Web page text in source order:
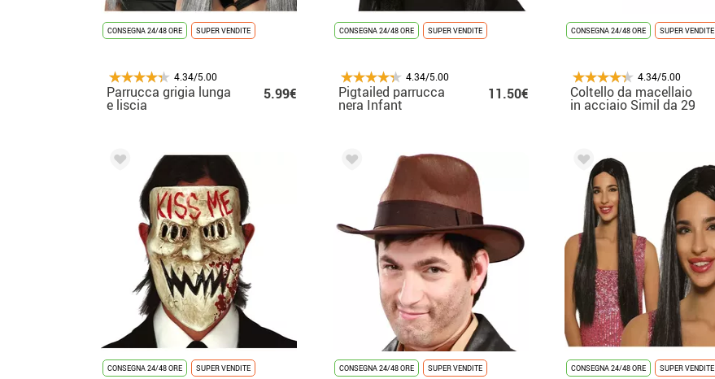
CONSEGNA 24/48 ORE SUPER VENDITE
4.34/5.00
Parrucca grigia lunga
e liscia
5.99€
CONSEGNA 24/48 ORE SUPER VENDITE
4.34/5.00
Pigtailed parrucca
nera Infant
11.50€
CONSEGNA 24/48 ORE SUPER VENDITE
4.34/5.00
Coltello da macellaio
in acciaio Simil da 29
CONSEGNA 24/48 ORE SUPER VENDITE CONSEGNA 24/48 ORE SUPER VENDITE CONSEGNA 24/48 ORE SUPER VENDITE